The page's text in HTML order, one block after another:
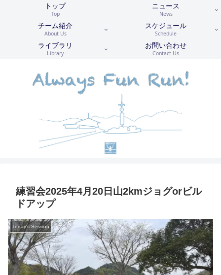
トップ
Top
ニュース
News
チーム紹介
About Us
スケジュール
Schedule
ライブラリ
Library
お問い合わせ
Contact Us
練習会2025年4月20日山2kmジョグorビル
ドアップ
Today's Session